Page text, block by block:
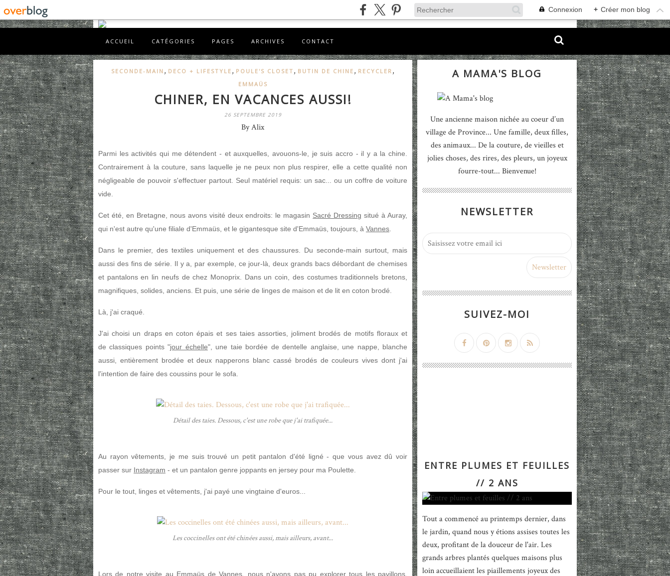
Connexion + Créer mon blog
ACCUEIL CATÉGORIES PAGES ARCHIVES CONTACT
SECONDE-MAIN , DECO + LIFESTYLE , POULE'S CLOSET , BUTIN DE CHINE , RECYCLER ,
EMMAÜS
CHINER, EN VACANCES AUSSI!
26 SEPTEMBRE 2019
By Alix
Parmi les activités qui me détendent - et auxquelles, avouons-le, je suis accro - il y a la chine.
Contrairement à la couture, sans laquelle je ne peux non plus respirer, elle a cette qualité non
négligeable de pouvoir s'effectuer partout. Seul matériel requis: un sac... ou un coffre de voiture
vide.
Cet été, en Bretagne, nous avons visité deux endroits: le magasin Sacré Dressing situé à Auray,
qui n'est autre qu'une filiale d'Emmaüs, et le gigantesque site d'Emmaüs, toujours, à Vannes
Dans le premier, des textiles uniquement et des chaussures. Du seconde-main surtout, mais
aussi des fins de série. Il y a, par exemple, ce jour-là, deux grands bacs débordant de chemises
et pantalons en lin neufs de chez Monoprix. Dans un coin, des costumes traditionnels bretons,
magnifiques, solides, anciens. Et puis, une série de linges de maison et de lit en coton brodé.
Là, j'ai craqué.
J'ai choisi un draps en coton épais et ses taies assorties, joliment brodés de motifs floraux et
de classiques points "jour échelle", une taie bordée de dentelle anglaise, une nappe, blanche
aussi, entièrement brodée et deux napperons blanc cassé brodés de couleurs vives dont j'ai
l'intention de faire des coussins pour le sofa.
Détail des taies. Dessous, c'est une robe que j'ai trafiquée...
Au rayon vêtements, je me suis trouvé un petit pantalon d'été ligné - que vous avez dû voir
passer sur Instagram - et un pantalon genre joppants en jersey pour ma Poulette.
Pour le tout, linges et vêtements, j'ai payé une vingtaine d'euros...
Les coccinelles ont été chinées aussi, mais ailleurs, avant...
Lors de notre visite au Emmaüs de Vannes, nous n'avons pas pu explorer tous les pavillons,
A MAMA'S BLOG
Une ancienne maison nichée au coeur d’un
village de Province... Une famille, deux filles,
des animaux... De la couture, de vieilles et
jolies choses, des rires, des pleurs, un joyeux
fourre-tout... Bienvenue!
NEWSLETTER
SUIVEZ-MOI
ENTRE PLUMES ET FEUILLES
// 2 ANS
Tout a commencé au printemps dernier, dans
le jardin, quand nous y étions assises toutes les
deux, profitant de la douceur de l'air. Les
grands arbres plantés quelques maisons plus
loin accueillaient les piaillements joyeux des